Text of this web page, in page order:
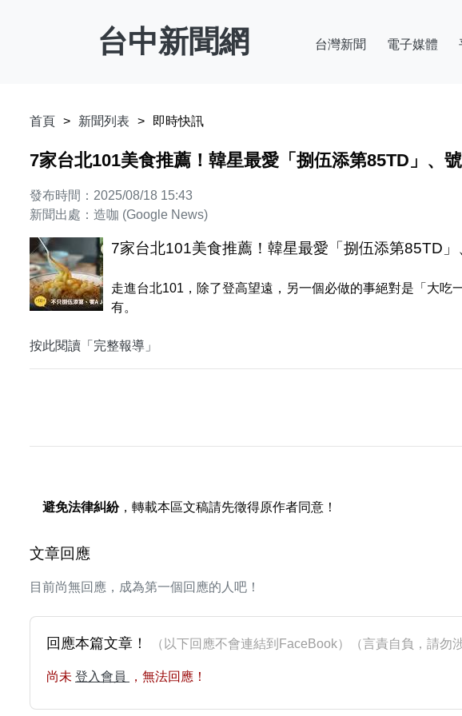
台中新聞網 台灣新聞 電子媒體
首頁 新聞列表 即時快訊
7家台北101美食推薦！韓星最愛「捌伍添第85TD」、
發布時間：2025/08/18 15:43
新聞出處：造咖 (Google News)
7家台北101美食推薦！韓星最愛「捌伍添第85TD」
走進台北101，除了登高望遠，另一個必做的事絕對是「大
有。
按此閱讀「完整報導」
避免法律糾紛，轉載本區文稿請先徵得原作者同意！
文章回應
目前尚無回應，成為第一個回應的人吧！
回應本篇文章！ （以下回應不會連結到FaceBook）（言責自負，請勿
尚未 登入會員 ，無法回應！